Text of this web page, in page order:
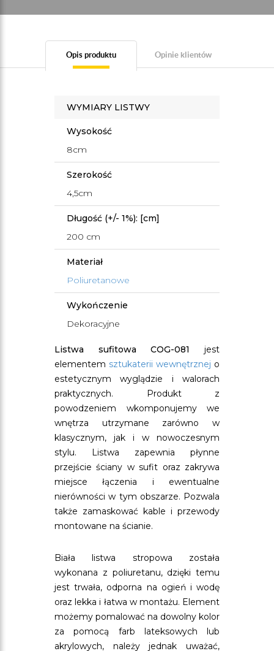
Opis produktu Opinie klientów
WYMIARY LISTWY
Wysokość
8cm
Szerokość
4,5cm
Długość (+/- 1%): [cm]
200 cm
Materiał
Poliuretanowe
Wykończenie
Dekoracyjne
Listwa sufitowa COG-081 jest
elementem sztukaterii wewnętrznej o
estetycznym wyglądzie i walorach
praktycznych. Produkt z
powodzeniem wkomponujemy we
wnętrza utrzymane zarówno w
klasycznym, jak i w nowoczesnym
stylu. Listwa zapewnia płynne
przejście ściany w sufit oraz zakrywa
miejsce łączenia i ewentualne
nierówności w tym obszarze. Pozwala
także zamaskować kable i przewody
montowane na ścianie.
Biała listwa stropowa została
wykonana z poliuretanu, dzięki temu
jest trwała, odporna na ogień i wodę
oraz lekka i łatwa w montażu. Element
możemy pomalować na dowolny kolor
za pomocą farb lateksowych lub
akrylowych, należy jednak uważać,